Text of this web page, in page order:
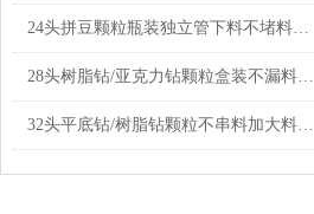
24头拼豆颗粒瓶装独立管下料不堵料分装机厂家定制
28头树脂钻/亚克力钻颗粒盒装不漏料分装机厂家现货
32头平底钻/树脂钻颗粒不串料加大料仓分装机厂家定制